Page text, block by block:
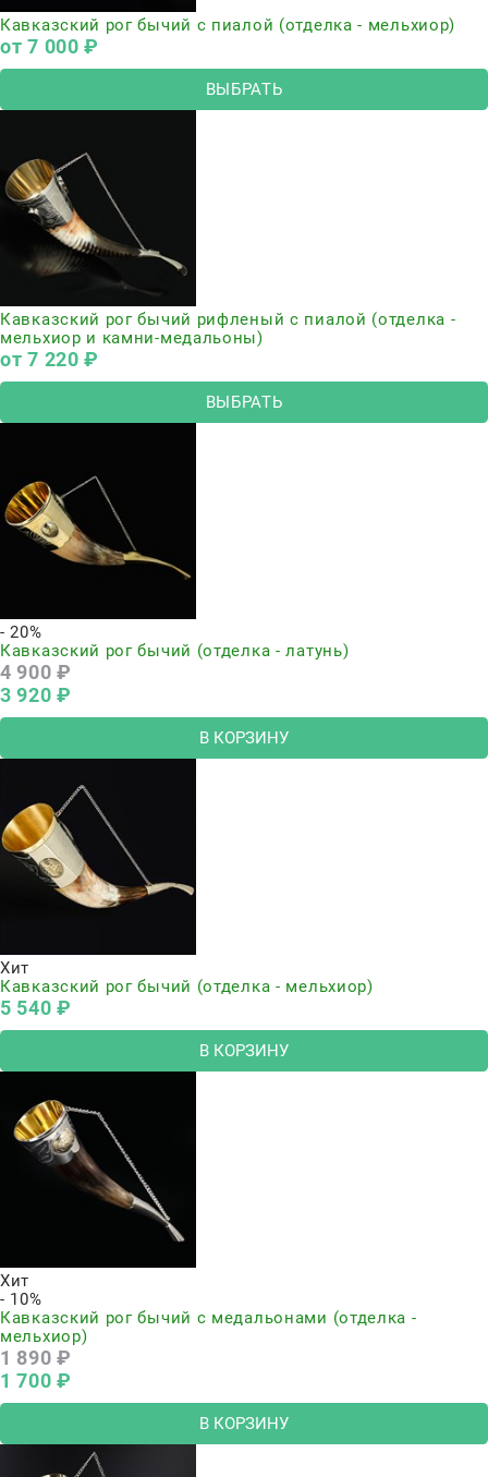
Кавказский рог бычий с пиалой (отделка - мельхиор)
от7 000 ₽
ВЫБРАТЬ
Кавказский рог бычий рифленый с пиалой (отделка -
мельхиор и камни-медальоны)
от7 220 ₽
ВЫБРАТЬ
- 20%
Кавказский рог бычий (отделка - латунь)
4 900 ₽
3 920 ₽
В КОРЗИНУ
Хит
Кавказский рог бычий (отделка - мельхиор)
5 540 ₽
В КОРЗИНУ
Хит
- 10%
Кавказский рог бычий с медальонами (отделка -
мельхиор)
1 890 ₽
1 700 ₽
В КОРЗИНУ